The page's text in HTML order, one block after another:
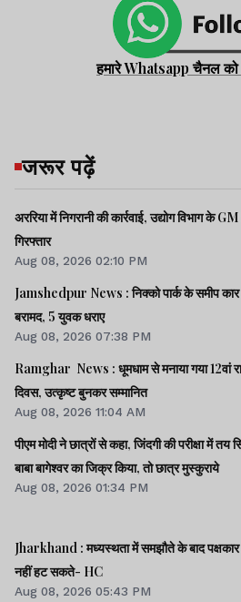
हमारे Whatsapp चैनल
जरूर पढ़ें
अररिया में निगरानी की कार्रवाई, उद्योग विभाग के
गिरफ्तार
Aug 08, 2026 02:10 PM
Jamshedpur News : निक्को पार्क के समीप कार
बरामद, 5 युवक धराए
Aug 08, 2026 07:38 PM
Ramghar News : धूमधाम से मनाया गया 12वां
दिवस, उत्कृष्ट बुनकर सम्मानित
Aug 08, 2026 11:04 AM
पीएम मोदी ने छात्रों से कहा, जिंदगी की परीक्षा में तय
बाबा बागेश्वर का जिक्र किया, तो छात्र मुस्कुराये
Aug 08, 2026 01:34 PM
Jharkhand : मध्यस्थता में समझौते के बाद
नहीं हट सकते- HC
Aug 08, 2026 05:43 PM